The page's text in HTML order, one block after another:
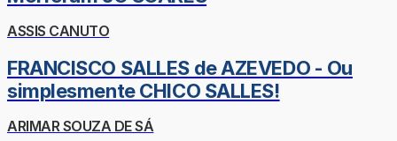
ASSIS CANUTO
FRANCISCO SALLES de AZEVEDO - Ou
simplesmente CHICO SALLES!
ARIMAR SOUZA DE SÁ